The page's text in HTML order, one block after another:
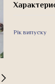
Рік випуску